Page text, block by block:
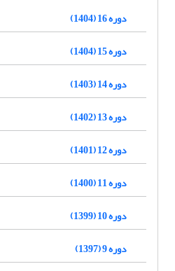
دوره 16 (1404)
دوره 15 (1404)
دوره 14 (1403)
دوره 13 (1402)
دوره 12 (1401)
دوره 11 (1400)
دوره 10 (1399)
دوره 9 (1397)